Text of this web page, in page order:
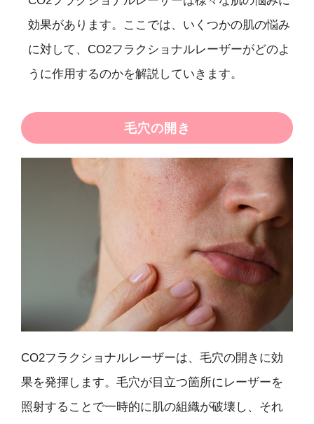
効果があります。ここでは、いくつかの肌の悩み
に対して、CO2フラクショナルレーザーがどのよ
うに作用するのかを解説していきます。
毛穴の開き
CO2フラクショナルレーザーは、毛穴の開きに効
果を発揮します。毛穴が目立つ箇所にレーザーを
照射することで一時的に肌の組織が破壊し、それ